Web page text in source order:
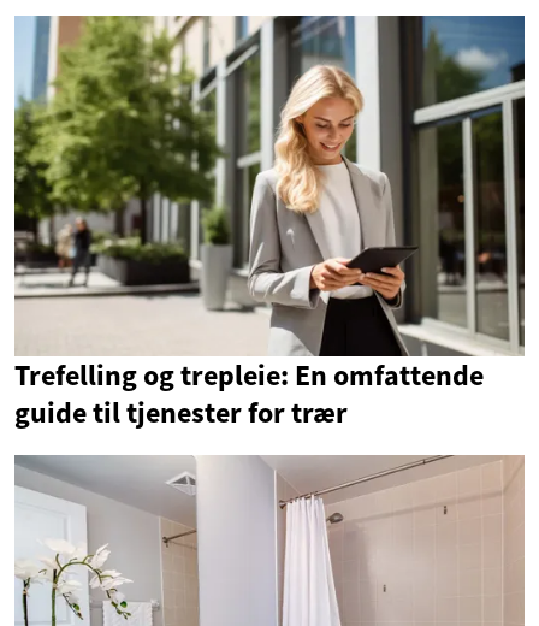
Trefelling og trepleie: En omfattende
guide til tjenester for trær